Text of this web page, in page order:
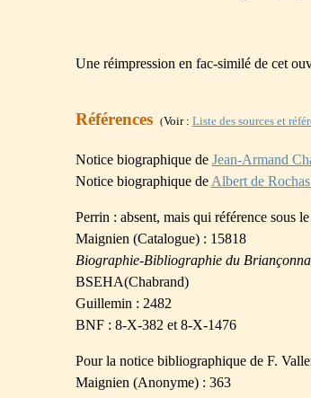
Une réimpression en fac-similé de cet
Références (Voir : Liste des sources et
Notice biographique de Jean-Armand
Notice biographique de Albert de
Perrin : absent, mais qui référence sous
Maignien (Catalogue) : 15818
Biographie-Bibliographie du
BSEHA(Chabrand)
Guillemin : 2482
BNF : 8-X-382 et 8-X-1476
Pour la notice bibliographique de F.
Maignien (Anonyme) : 363